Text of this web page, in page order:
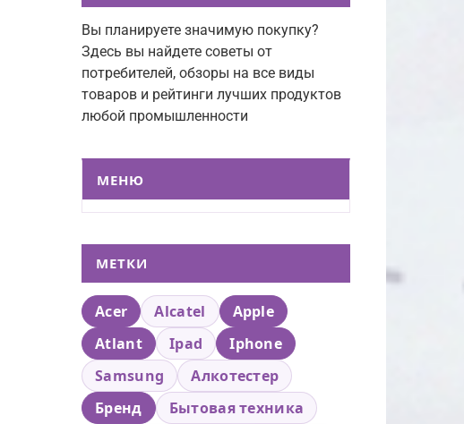
Вы планируете значимую покупку?
Здесь вы найдете советы от
потребителей, обзоры на все виды
товаров и рейтинги лучших продуктов
любой промышленности
МЕНЮ
МЕТКИ
Acer Alcatel
Apple
Atlant
Ipad
Iphone
Samsung
Алкотестер
Бренд
Бытовая техника